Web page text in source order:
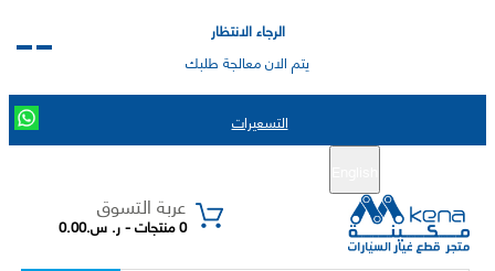
الرجاء الانتظار
يتم الان معالجة طلبك
التسعيرات
عربة التسوق
0 منتجات - ر. س.0.00